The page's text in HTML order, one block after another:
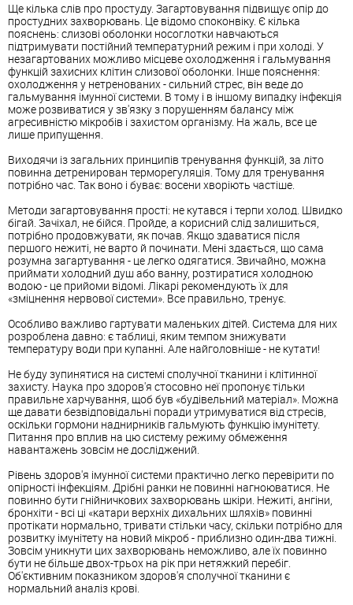
Ще кілька слів про простуду. Загартовування підвищує опір до
простудних захворювань. Це відомо споконвіку. Є кілька
пояснень: слизові оболонки носоглотки навчаються
підтримувати постійний температурний режим і при холоді. У
незагартованих можливо місцеве охолодження і гальмування
функцій захисних клітин слизової оболонки. Інше пояснення:
охолодження у нетренованих - сильний стрес, він веде до
гальмування імунної системи. В тому і в іншому випадку інфекція
може розвиватися у зв'язку з порушенням балансу між
агресивністю мікробів і захистом організму. На жаль, все це
лише припущення.
Виходячи із загальних принципів тренування функцій, за літо
повинна детренирован терморегуляція. Тому для тренування
потрібно час. Так воно і буває: восени хворіють частіше.
Методи загартовування прості: не кутався і терпи холод. Швидко
бігай. Зачіхал, не бійся. Пройде, а корисний слід залишиться,
потрібно продовжувати, як почав. Якщо здаватися після
першого нежиті, не варто й починати. Мені здається, що сама
розумна загартування - це легко одягатися. Звичайно, можна
приймати холодний душ або ванну, розтиратися холодною
водою - це прийоми відомі. Лікарі рекомендують їх для
«зміцнення нервової системи». Все правильно, тренує.
Особливо важливо гартувати маленьких дітей. Система для них
розроблена давно: є таблиці, яким темпом знижувати
температуру води при купанні. Але найголовніше - не кутати!
Не буду зупинятися на системі сполучної тканини і клітинної
захисту. Наука про здоров'я стосовно неї пропонує тільки
правильне харчування, щоб був «будівельний матеріал». Можна
ще давати безвідповідальні поради утримуватися від стресів,
оскільки гормони наднирників гальмують функцію імунітету.
Питання про вплив на цю систему режиму обмеження
навантажень зовсім не досліджений.
Рівень здоров'я імунної системи практично легко перевірити по
опірності інфекціям. Дрібні ранки не повинні нагноюватися. Не
повинно бути гнійничкових захворювань шкіри. Нежиті, ангіни,
бронхіти - всі ці «катари верхніх дихальних шляхів» повинні
протікати нормально, тривати стільки часу, скільки потрібно для
розвитку імунітету на новий мікроб - приблизно один-два тижні.
Зовсім уникнути цих захворювань неможливо, але їх повинно
бути не більше двох-трьох на рік при нетяжкий перебіг.
Об'єктивним показником здоров'я сполучної тканини є
нормальний аналіз крові.